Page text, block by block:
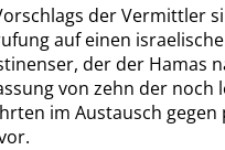
der Vermittler
auf einen
der der Hamas
von zehn der noch
im Austausch